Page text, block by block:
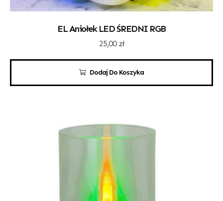
Dodaj Do Koszyka
EL Aniołek LED ŚREDNI RGB
25,00 zł